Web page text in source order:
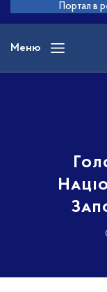
основного
вмісту
Портал в
Меню